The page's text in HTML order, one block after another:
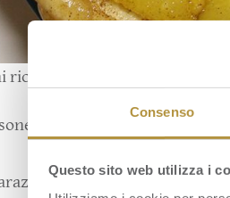
Consenso
Questo sito web utilizza i